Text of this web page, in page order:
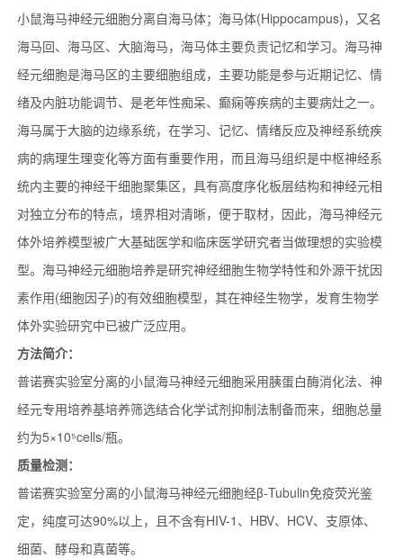
小鼠海马神经元细胞分离自海马体；海马体(Hippocampus)，又名
海马回、海马区、大脑海马，海马体主要负责记忆和学习。海马神
经元细胞是海马区的主要细胞组成，主要功能是参与近期记忆、情
绪及内脏功能调节、是老年性痴呆、癫痫等疾病的主要病灶之一。
海马属于大脑的边缘系统，在学习、记忆、情绪反应及神经系统疾
病的病理生理变化等方面有重要作用，而且海马组织是中枢神经系
统内主要的神经干细胞聚集区，具有高度序化板层结构和神经元相
对独立分布的特点，境界相对清晰，便于取材，因此，海马神经元
体外培养模型被广大基础医学和临床医学研究者当做理想的实验模
型。海马神经元细胞培养是研究神经细胞生物学特性和外源干扰因
素作用(细胞因子)的有效细胞模型，其在神经生物学，发育生物学
体外实验研究中已被广泛应用。
方法简介：
普诺赛实验室分离的小鼠海马神经元细胞采用胰蛋白酶消化法、神
经元专用培养基培养筛选结合化学试剂抑制法制备而来，细胞总量
约为5×10⁵cells/瓶。
质量检测：
普诺赛实验室分离的小鼠海马神经元细胞经β-Tubulin免疫荧光鉴
定，纯度可达90%以上，且不含有HIV-1、HBV、HCV、支原体、
细菌、酵母和真菌等。